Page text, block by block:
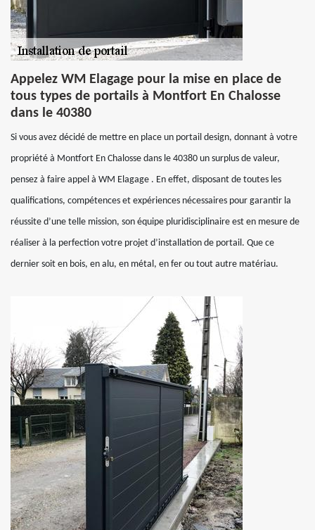
Appelez WM Elagage pour la mise en place de
tous types de portails à Montfort En Chalosse
dans le 40380
Si vous avez décidé de mettre en place un portail design, donnant à votre
propriété à Montfort En Chalosse dans le 40380 un surplus de valeur,
pensez à faire appel à WM Elagage . En effet, disposant de toutes les
qualifications, compétences et expériences nécessaires pour garantir la
réussite d’une telle mission, son équipe pluridisciplinaire est en mesure de
réaliser à la perfection votre projet d’installation de portail. Que ce
dernier soit en bois, en alu, en métal, en fer ou tout autre matériau.